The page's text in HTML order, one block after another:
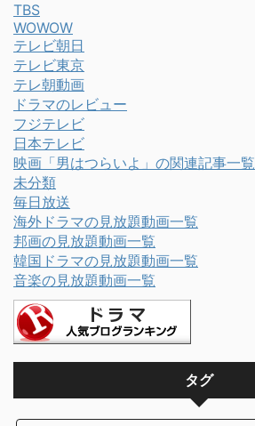
TBS
WOWOW
テレビ朝日
テレビ東京
テレ朝動画
ドラマのレビュー
フジテレビ
日本テレビ
映画「男はつらいよ」の関連記事一覧
未分類
毎日放送
海外ドラマの見放題動画一覧
邦画の見放題動画一覧
韓国ドラマの見放題動画一覧
音楽の見放題動画一覧
タグ